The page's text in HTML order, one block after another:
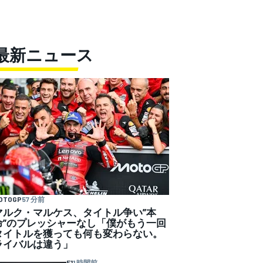
新ニュース
57 分前
ルク・マルケス、タイトル争い”本
”のプレッシャーなし「僕がもう一回
イトルを獲っても何も変わらない。
イバルは違う」